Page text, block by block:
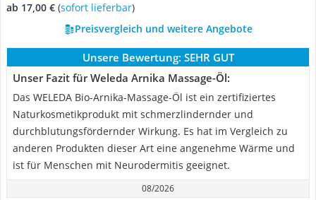
ab 17,00 € ( Sofort lieferbar)
Preisvergleich und weitere Angebote
Unsere Bewertung: SEHR GUT
Unser Fazit für Weleda Arnika Massage-Öl:
Das WELEDA Bio-Arnika-Massage-Öl ist ein zertifiziertes
Naturkosmetikprodukt mit schmerzlindernder und
durchblutungsfördernder Wirkung. Es hat im Vergleich zu
anderen Produkten dieser Art eine angenehme Wärme und
ist für Menschen mit Neurodermitis geeignet.
08/2026